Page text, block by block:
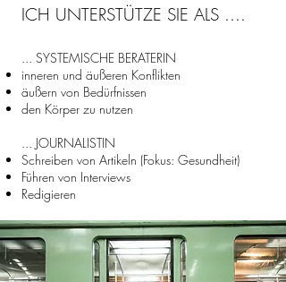
ICH UNTERSTÜTZE SIE ALS ....
... SYSTEMISCHE BERATERIN
inneren und äußeren Konflikten
äußern von Bedürfnissen
den Körper zu nutzen
... JOURNALISTIN
Schreiben von Artikeln (Fokus: Gesundheit)
Führen von Interviews
Redigieren